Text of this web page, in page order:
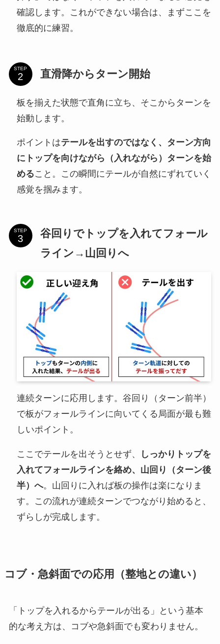
確認します。これができない場合は、まずここを
徹底的に練習。
STEP 直滑降からターン開始
板を揃えた状態で直角に立ち、そこからターンを
始動します。
ポイントはテールを出すのではなく、ターン方向
にトップを向けながら（入れながら）ターンを始
めること。この瞬間にテールが自然にずれていく
感覚を掴みます。
STEP
谷回りでトップを入れてフォール
ライン→山回りへ
連続ターンに応用します。谷回り（ターン前半）
で板がフォールラインに向いてくる局面が最も難
しいポイント。
ここでテールを出そうとせず、
しっかりトップを
入れてフォールラインを絡め、山回り（ターン後
半）へ。山回りに入れば板の操作は楽になりま
す。この流れが連続ターンでつながり始めると、
ずらしが完成します。
コブ・急斜面での応用（整地との違い）
「トップを入れるからテールが出る」という基本
的な考え方は、コブや急斜面でも変わりません。